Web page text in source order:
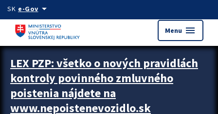
Preskocit na hlavný obsah
SK e-Govarrow_drop_down
Menu menu
Zastavit automatický posun upútavok
LEX PZP: všetko o nových pravidlách
kontroly povinného zmluvného
poistenia nájdete na
www.nepoistenevozidlo.sk